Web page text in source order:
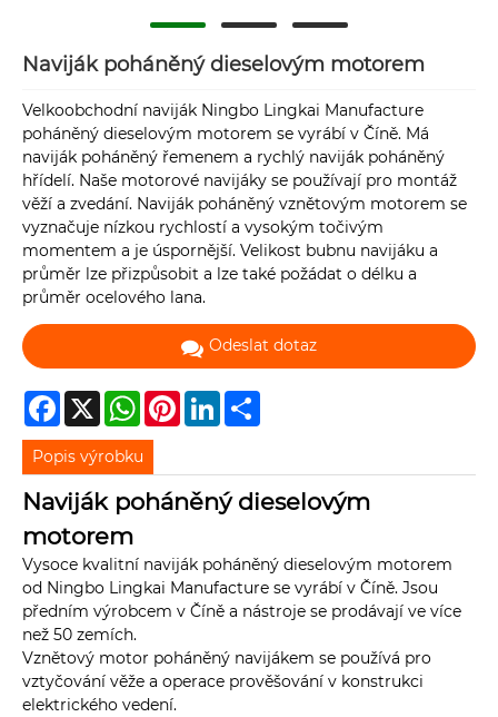
Naviják poháněný dieselovým motorem
Velkoobchodní naviják Ningbo Lingkai Manufacture
poháněný dieselovým motorem se vyrábí v Číně. Má
naviják poháněný řemenem a rychlý naviják poháněný
hřídelí. Naše motorové navijáky se používají pro montáž
věží a zvedání. Naviják poháněný vznětovým motorem se
vyznačuje nízkou rychlostí a vysokým točivým
momentem a je úspornější. Velikost bubnu navijáku a
průměr lze přizpůsobit a lze také požádat o délku a
průměr ocelového lana.
Odeslat dotaz
Facebook
X WhatsAppPinterestLinkedIn
Popis výrobku
Naviják poháněný dieselovým
motorem
Vysoce kvalitní naviják poháněný dieselovým motorem
od Ningbo Lingkai Manufacture se vyrábí v Číně. Jsou
předním výrobcem v Číně a nástroje se prodávají ve více
než 50 zemích.
Vznětový motor poháněný navijákem se používá pro
vztyčování věže a operace prověšování v konstrukci
elektrického vedení.